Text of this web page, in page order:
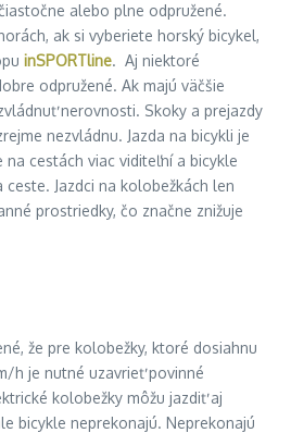
alebo plne odpružené.
ak si vyberiete horský bicykel,
inSPORTline. Aj niektoré
odpružené. Ak majú väčšie
nerovnosti. Skoky a prejazdy
nezvládnu. Jazda na bicykli je
na cestách viac viditeľní a bicykle
Jazdci na kolobežkách len
prostriedky, čo značne znižuje
že pre kolobežky, ktoré dosiahnu
h je nutné uzavrieť povinné
kolobežky môžu jazdiť aj
bicykle neprekonajú. Neprekonajú